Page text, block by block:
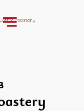
roastery